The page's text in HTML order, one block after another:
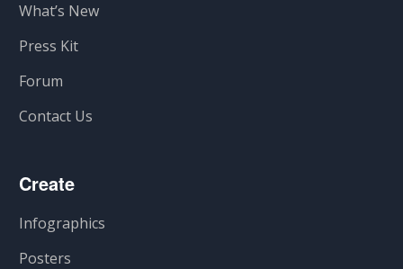
What’s New
Press Kit
Forum
Contact Us
Create
Infographics
Posters